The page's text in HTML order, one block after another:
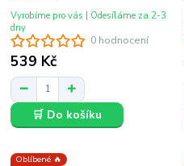
0 hodnocení
539 Kč
Vyrobíme pro vás | Odesíláme za 2-3
dny
🛒 Do košíku
Oblíbené 🔥